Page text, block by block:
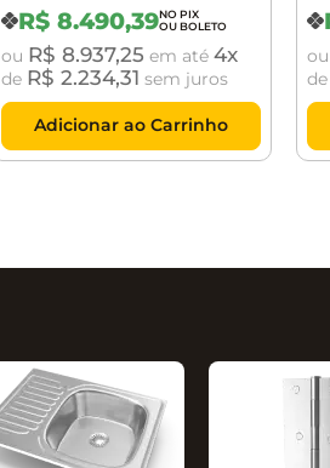
Premium Digital
Grafite Polido Crismoe
R$ 8.490,39
ou R$ 8.937,25 em até 4
de R$ 2.234,31 sem juros
Adicionar ao Carrinho
ou
de